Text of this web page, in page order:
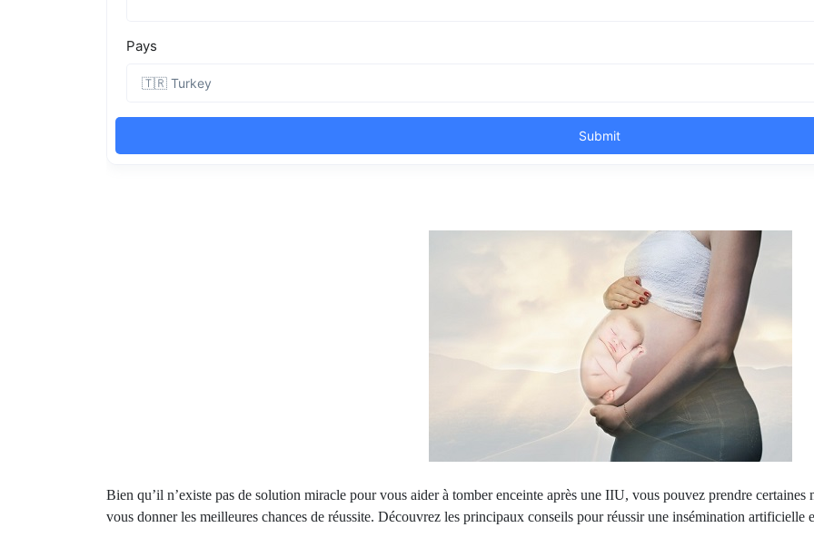
Bien qu’il n’existe pas de solution miracle pour vous aider à tomber enceinte après une IIU, vous pouvez prendre certaines
vous donner les meilleures chances de réussite. Découvrez les principaux conseils pour réussir une insémination artificielle